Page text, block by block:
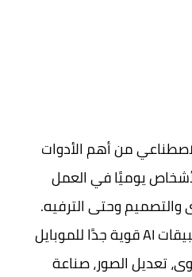
من أهم الأدوات
يوميًا في العمل
والتصميم وحتى الترفيه.
وفي عام 2026 ظهرت تطبيقات AI قوية جدًا للموبايل
تعديل الصور، صناعة